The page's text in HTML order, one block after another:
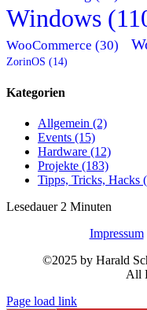
Windows
WooCommerce (30)
ZorinOS (14)
Kategorien
Allgemein (2)
Events (15)
Hardware (12)
Projekte (183)
Tipps, Tricks, Hacks
Lesedauer 2 Minuten
Impressum
©2025 by Harald
All
Page load link